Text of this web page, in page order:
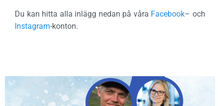
Du kan hitta alla inlägg nedan på våra Facebook– och
Instagram-konton.